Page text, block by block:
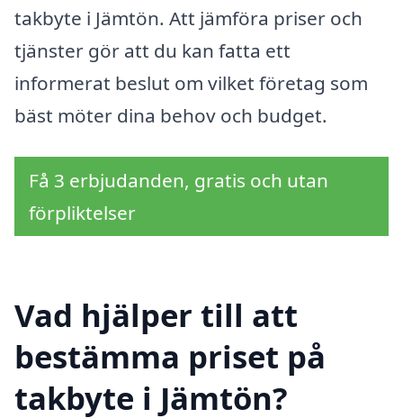
takbyte i Jämtön. Att jämföra priser och
tjänster gör att du kan fatta ett
informerat beslut om vilket företag som
bäst möter dina behov och budget.
Få 3 erbjudanden, gratis och utan
förpliktelser
Vad hjälper till att
bestämma priset på
takbyte i Jämtön?